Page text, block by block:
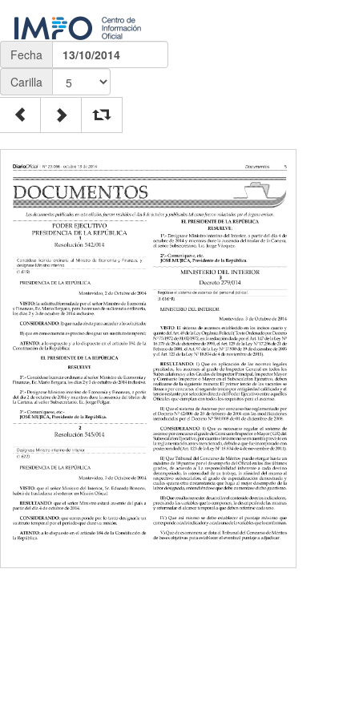
Fecha
13/10/2014
Carilla